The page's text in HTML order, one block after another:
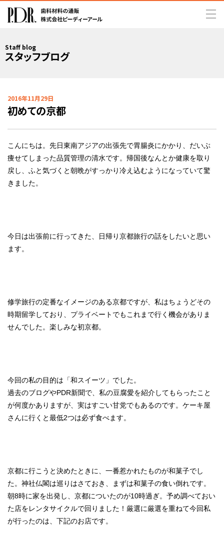
Staff blog
スタッフブログ
2016年11月29日
初めての京都
こんにちは。先日東南アジアの出張先で胃腸炎にかかり、だいぶ
痩せてしまった品質管理の清水です。帰国後なんとか健康を取り
戻し、ふと気づくと朝晩がすっかり冷え込むようになっていて驚
きました。
今日は出張前に行ってきた、日帰り京都旅行の話をしたいと思い
ます。
修学旅行の定番なイメージのある京都ですが、私はちょうどその
時期留学しており、プライベートでもこれまで行く機会がありま
せんでした。楽しみな初京都。
今回の私の目的は「和スイーツ」でした。
過去のブログやPDR新聞で、私の豆腐愛を紹介してもらったこと
が何度かありますが、実はすごい甘党でもあるのです。ケーキ屋
さんに行くと最低2つは必ず食べます。
京都に行こうと決めたときに、一番惹かれたものが和菓子でし
た。神社仏閣は巡りはさておき、まずは和菓子の食い倒れです。
朝8時に家を出発し、京都についたのが10時過ぎ。予め調べておい
た店をレンタサイクルで回りました！厳選に厳選を重ねて今回私
が行ったのは、下記のお店です。